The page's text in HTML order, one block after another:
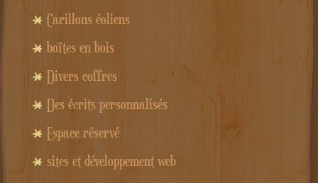
Carillons éoliens
boîtes en bois
Divers coffres
Des écrits personnalisés
Espace réservé
sites et développement web